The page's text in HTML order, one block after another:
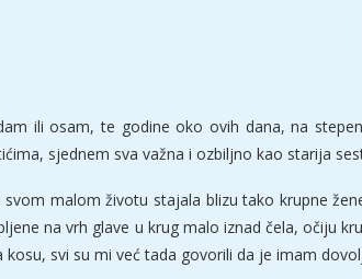
ili osam, te godine oko ovih dana, na
sjednem sva važna i ozbiljno kao starija
svom malom životu stajala blizu tako krupne
na vrh glave u krug malo iznad čela, očiju
kosu, svi su mi već tada govorili da je imam